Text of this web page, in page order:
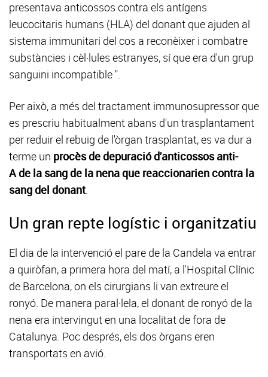
presentava anticossos contra els antígens
leucocitaris humans (HLA) del donant que ajuden al
sistema immunitari del cos a reconèixer i combatre
substàncies i cèl·lules estranyes, sí que era d'un grup
sanguini incompatible ".
Per això, a més del tractament immunosupressor que
es prescriu habitualment abans d'un trasplantament
per reduir el rebuig de l'òrgan trasplantat, es va dur a
terme un procès de depuració d'anticossos anti-
A de la sang de la nena que reaccionarien contra la
sang del donant.
Un gran repte logístic i organitzatiu
El dia de la intervenció el pare de la Candela va entrar
a quiròfan, a primera hora del matí, a l'Hospital Clínic
de Barcelona, on els cirurgians li van extreure el
ronyó. De manera paral·lela, el donant de ronyó de la
nena era intervingut en una localitat de fora de
Catalunya. Poc després, els dos òrgans eren
transportats en avió.